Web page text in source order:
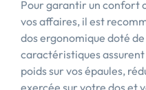
Pour garantir un confort
vos affaires, il est
dos ergonomique doté
caractéristiques
poids sur vos épaules,
exercée sur votre dos et